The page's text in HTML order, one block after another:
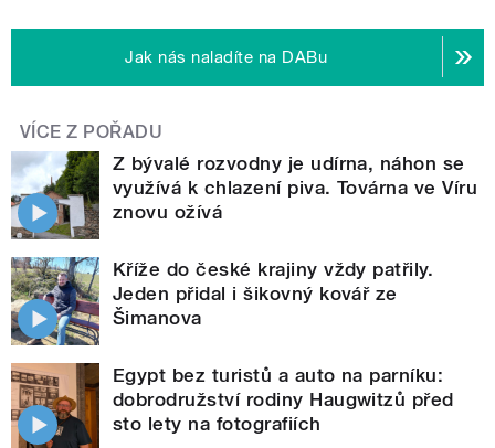
Jak nás naladíte na DABu
VÍCE Z POŘADU
Z bývalé rozvodny je udírna, náhon se
využívá k chlazení piva. Továrna ve Víru
znovu ožívá
Kříže do české krajiny vždy patřily.
Jeden přidal i šikovný kovář ze
Šimanova
Egypt bez turistů a auto na parníku:
dobrodružství rodiny Haugwitzů před
sto lety na fotografiích